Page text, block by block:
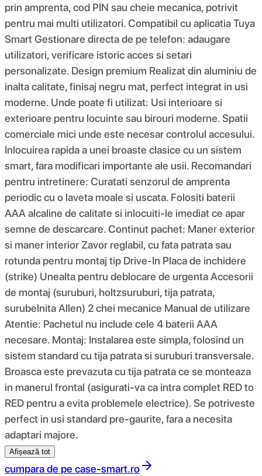
prin amprenta, cod PIN sau cheie mecanica, potrivit
pentru mai multi utilizatori. Compatibil cu aplicatia Tuya
Smart Gestionare directa de pe telefon: adaugare
utilizatori, verificare istoric acces si setari
personalizate. Design premium Realizat din aluminiu de
inalta calitate, finisaj negru mat, perfect integrat in usi
moderne. Unde poate fi utilizat: Usi interioare si
exterioare pentru locuinte sau birouri moderne. Spatii
comerciale mici unde este necesar controlul accesului.
Inlocuirea rapida a unei broaste clasice cu un sistem
smart, fara modificari importante ale usii. Recomandari
pentru intretinere: Curatati senzorul de amprenta
periodic cu o laveta moale si uscata. Folositi baterii
AAA alcaline de calitate si inlocuiti-le imediat ce apar
semne de descarcare. Continut pachet: Maner exterior
si maner interior Zavor reglabil, cu fata patrata sau
rotunda pentru montaj tip Drive-In Placa de inchidere
(strike) Unealta pentru deblocare de urgenta Accesorii
de montaj (suruburi, holtzsuruburi, tija patrata,
surubelnita Allen) 2 chei mecanice Manual de utilizare
Atentie: Pachetul nu include cele 4 baterii AAA
necesare. Montaj: Instalarea este simpla, folosind un
sistem standard cu tija patrata si suruburi transversale.
Broasca este prevazuta cu tija patrata ce se monteaza
in manerul frontal (asigurati-va ca intra complet RED to
RED pentru a evita problemele electrice). Se potriveste
perfect in usi standard pre-gaurite, fara a necesita
adaptari majore.
Afișează tot
cumpara de pe case-smart.ro